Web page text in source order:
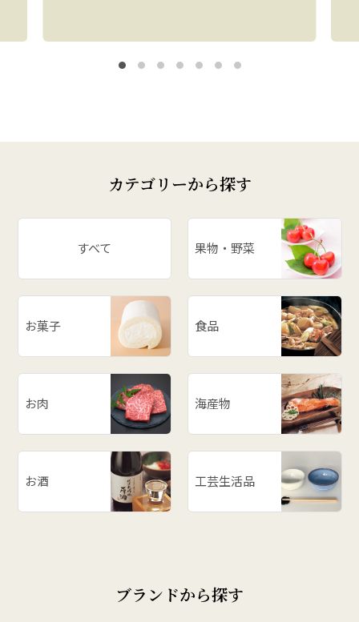
カテゴリーから探す
すべて 果物・野菜
お菓子 食品
お肉 海産物
お酒 工芸生活品
ブランドから探す